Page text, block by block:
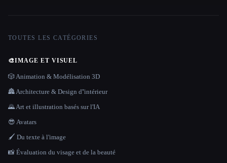
TOUTES LES CATÉGORIES
🎨IMAGE ET VISUEL
🎲 Animation & Modélisation 3D
🏯 Architecture & Design d''intérieur
🌄 Art et illustration basés sur l'IA
😎 Avatars
🖌️ Du texte à l'image
📸 Évaluation du visage et de la beauté